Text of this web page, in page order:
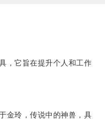
它旨在提升个人和工作
玲，传说中的神兽，具